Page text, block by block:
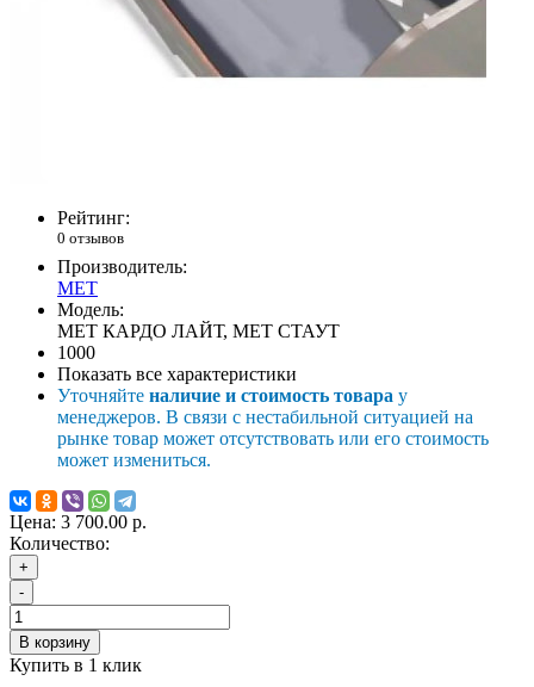
Рейтинг:
0 отзывов
Производитель:
MET
Модель:
MET КАРДО ЛАЙТ, MET СТАУТ
1000
Показать все характеристики
Уточняйте наличие и стоимость товара у
менеджеров. В связи с нестабильной ситуацией на
рынке товар может отсутствовать или его стоимость
может измениться.
Цена: 3 700.00 р.
Количество:
+
-
В корзину
Купить в 1 клик